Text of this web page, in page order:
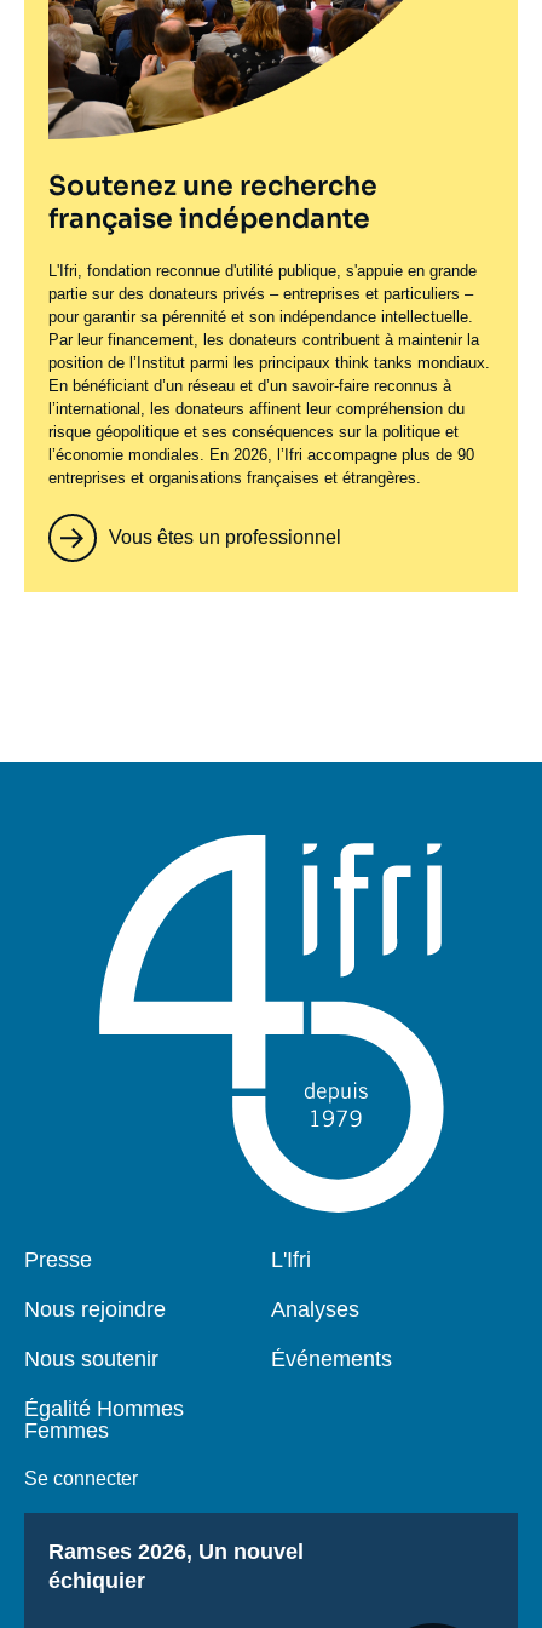
Soutenez une recherche
française indépendante
L'Ifri, fondation reconnue d'utilité publique, s'appuie en grande
partie sur des donateurs privés – entreprises et particuliers –
pour garantir sa pérennité et son indépendance intellectuelle.
Par leur financement, les donateurs contribuent à maintenir la
position de l’Institut parmi les principaux think tanks mondiaux.
En bénéficiant d’un réseau et d’un savoir-faire reconnus à
l’international, les donateurs affinent leur compréhension du
risque géopolitique et ses conséquences sur la politique et
l’économie mondiales. En 2026, l’Ifri accompagne plus de 90
entreprises et organisations françaises et étrangères.
Vous êtes un professionnel
Pied
Presse
Nous rejoindre
Nous soutenir
Égalité Hommes
Femmes
Se connecter
Navigation
L'Ifri
Analyses
Événements
Titre
Ramses 2026, Un nouvel
échiquier